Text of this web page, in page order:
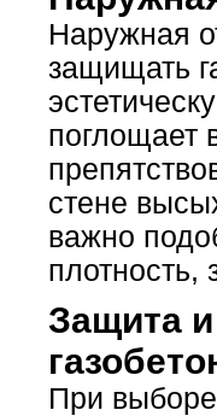
Наружная
защищать
поглощает
стене
важно
плотность,
Защита
При